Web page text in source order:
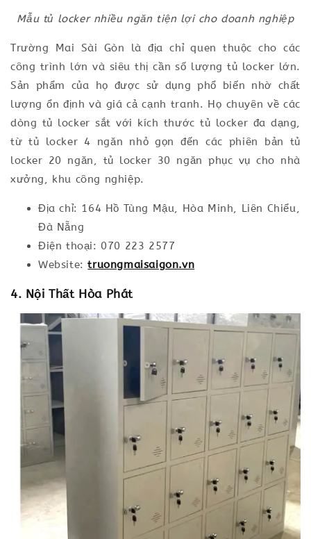
Mẫu tủ locker nhiều ngăn tiện lợi cho doanh nghiệp
Trường Mai Sài Gòn là địa chỉ quen thuộc cho các
công trình lớn và siêu thị cần số lượng tủ locker lớn.
Sản phẩm của họ được sử dụng phổ biến nhờ chất
lượng ổn định và giá cả cạnh tranh. Họ chuyên về các
dòng tủ locker sắt với kích thước tủ locker đa dạng,
từ tủ locker 4 ngăn nhỏ gọn đến các phiên bản tủ
locker 20 ngăn, tủ locker 30 ngăn phục vụ cho nhà
xưởng, khu công nghiệp.
Địa chỉ: 164 Hồ Tùng Mậu, Hòa Minh, Liên Chiểu,
Đà Nẵng
Điện thoại: 070 223 2577
Website:truongmaisaigon.vn
4. Nội Thất Hòa Phát